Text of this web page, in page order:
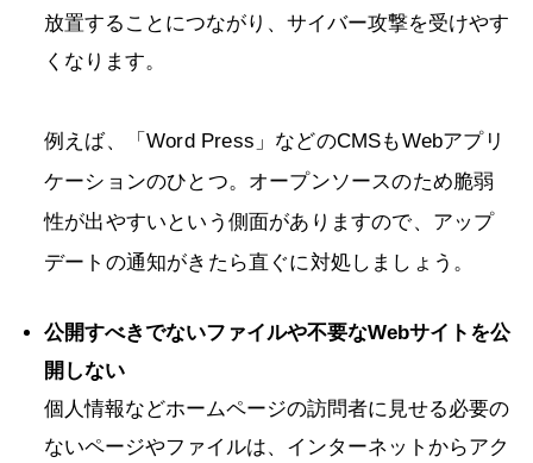
放置することにつながり、サイバー攻撃を受けやす
くなります。
例えば、「Word Press」などのCMSもWebアプリ
ケーションのひとつ。オープンソースのため脆弱
性が出やすいという側面がありますので、アップ
デートの通知がきたら直ぐに対処しましょう。
公開すべきでないファイルや不要なWebサイトを公
開しない
個人情報などホームページの訪問者に見せる必要の
ないページやファイルは、インターネットからアク